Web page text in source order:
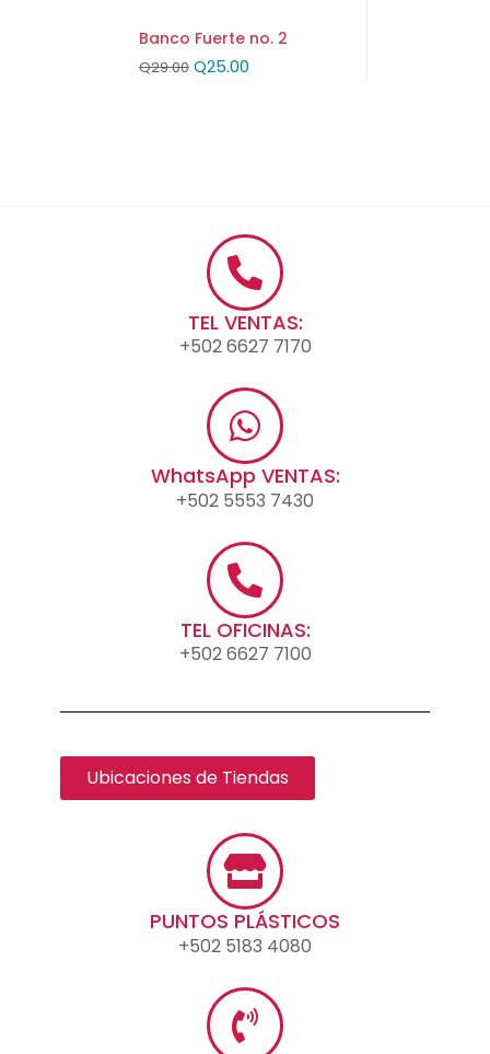
Banco Fuerte no. 2
Q29.00 Q25.00
TEL VENTAS:
+502 6627 7170
WhatsApp VENTAS:
+502 5553 7430
TEL OFICINAS:
+502 6627 7100
Ubicaciones de Tiendas
PUNTOS PLÁSTICOS
+502 5183 4080